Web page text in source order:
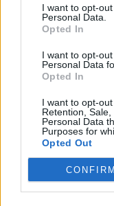
I want to opt-
Personal Data.
Opted In
I want to opt-
Personal Data
Opted In
I want to opt-
Retention,
Personal Data
Purposes for
Opted Out
CONFIRM
ζωή είναι ένα
μία φορά!
Αθανάσιος
Ιδρυτής του
https://
email:
ΔΙΑΒΑΣΤΕ